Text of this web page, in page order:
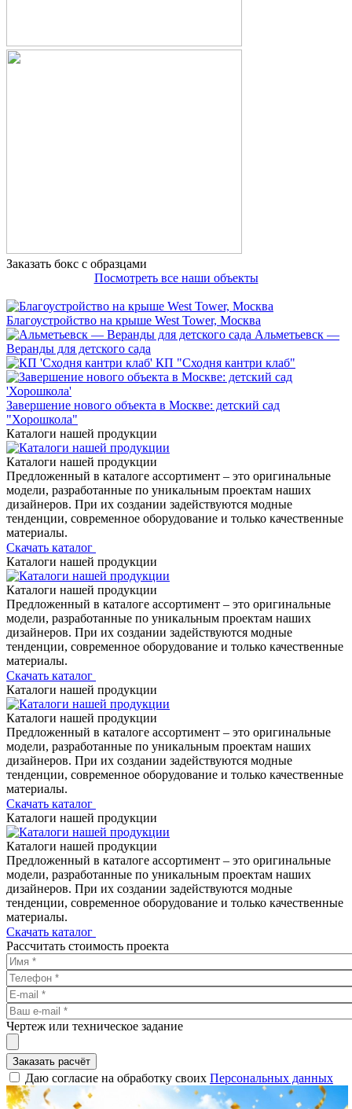
Заказать бокс с образцами
Посмотреть все наши объекты
Благоустройство на крыше West Tower, Москва
Альметьевск —
Веранды для детского сада
КП "Сходня кантри клаб"
Завершение нового объекта в Москве: детский сад
"Хорошкола"
Каталоги нашей продукции
Каталоги нашей продукции
Предложенный в каталоге ассортимент – это оригинальные
модели, разработанные по уникальным проектам наших
дизайнеров. При их создании задействуются модные
тенденции, современное оборудование и только качественные
материалы.
Скачать каталог
Каталоги нашей продукции
Каталоги нашей продукции
Предложенный в каталоге ассортимент – это оригинальные
модели, разработанные по уникальным проектам наших
дизайнеров. При их создании задействуются модные
тенденции, современное оборудование и только качественные
материалы.
Скачать каталог
Каталоги нашей продукции
Каталоги нашей продукции
Предложенный в каталоге ассортимент – это оригинальные
модели, разработанные по уникальным проектам наших
дизайнеров. При их создании задействуются модные
тенденции, современное оборудование и только качественные
материалы.
Скачать каталог
Каталоги нашей продукции
Каталоги нашей продукции
Предложенный в каталоге ассортимент – это оригинальные
модели, разработанные по уникальным проектам наших
дизайнеров. При их создании задействуются модные
тенденции, современное оборудование и только качественные
материалы.
Скачать каталог
Рассчитать стоимость проекта
Чертеж или техническое задание
Заказать расчёт
Даю согласие на обработку своих Персональных данных